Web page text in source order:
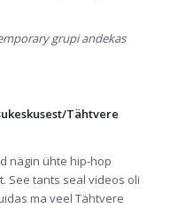
grupi andekas
Tähtvere
nägin ühte hip-hop
See tants seal videos oli
ma veel Tähtvere